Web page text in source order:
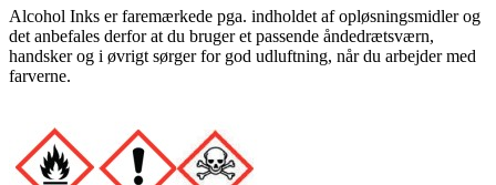
Alcohol Inks er faremærkede pga. indholdet af opløsningsmidler og
det anbefales derfor at du bruger et passende åndedrætsværn,
handsker og i øvrigt sørger for god udluftning, når du arbejder med
farverne.